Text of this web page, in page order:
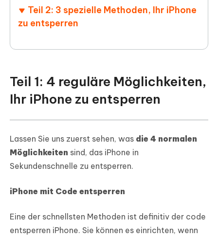
Teil 2: 3 spezielle Methoden, Ihr iPhone
zu entsperren
Teil 1: 4 reguläre Möglichkeiten,
Ihr iPhone zu entsperren
Lassen Sie uns zuerst sehen, was die 4 normalen
Möglichkeiten sind, das iPhone in
Sekundenschnelle zu entsperren.
iPhone mit Code entsperren
Eine der schnellsten Methoden ist definitiv der code
entsperren iPhone. Sie können es einrichten, wenn